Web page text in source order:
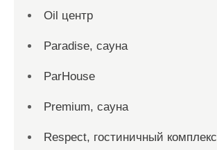
Oil центр
Paradise, сауна
ParHouse
Premium, сауна
Respect, гостиничный комплекс